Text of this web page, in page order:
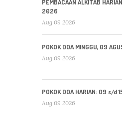
PEMBACAAN ALKITAB
2026
Aug 09 2026
POKOK DOA MINGGU, 09
Aug 09 2026
POKOK DOA HARIAN: 09 s/d
Aug 09 2026